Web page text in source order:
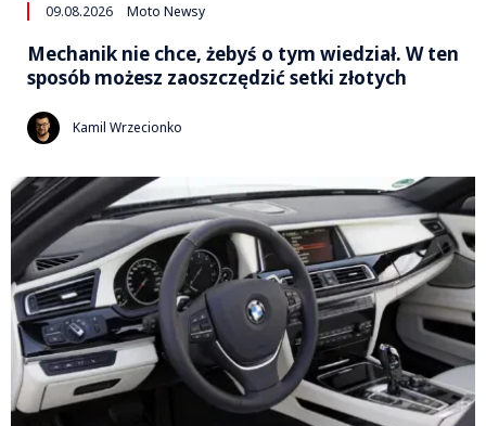
09.08.2026 Moto Newsy
Mechanik nie chce, żebyś o tym wiedział. W ten
sposób możesz zaoszczędzić setki złotych
Kamil Wrzecionko